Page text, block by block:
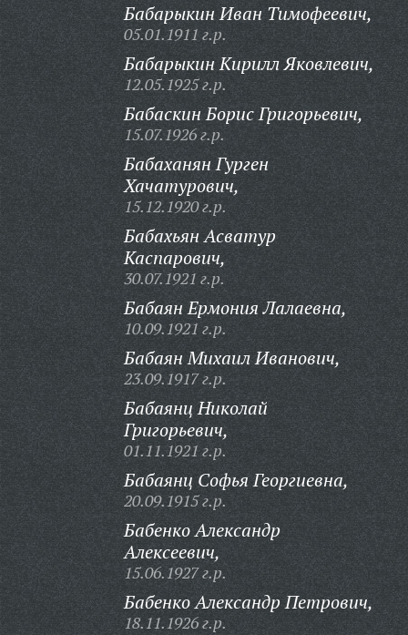
Бабарыкин Иван Тимофеевич,
05.01.1911 г.р.
Бабарыкин Кирилл Яковлевич,
12.05.1925 г.р.
Бабаскин Борис Григорьевич,
15.07.1926 г.р.
Бабаханян Гурген
Хачатурович,
15.12.1920 г.р.
Бабахьян Асватур
Каспарович,
30.07.1921 г.р.
Бабаян Ермония Лалаевна,
10.09.1921 г.р.
Бабаян Михаил Иванович,
23.09.1917 г.р.
Бабаянц Николай
Григорьевич,
01.11.1921 г.р.
Бабаянц Софья Георгиевна,
20.09.1915 г.р.
Бабенко Александр
Алексеевич,
15.06.1927 г.р.
Бабенко Александр Петрович,
18.11.1926 г.р.